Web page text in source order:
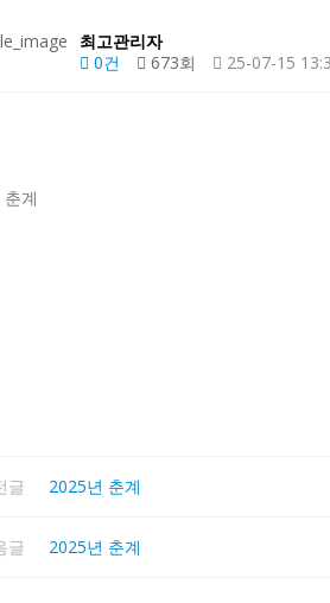
최고관리자
0건
673회 25-07-15
계
글 2025년 춘계
글 2025년 춘계